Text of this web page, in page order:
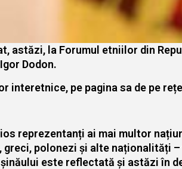
astăzi, la Forumul etniilor din
Dodon.
interetnice, pe pagina sa de pe
reprezentanți ai mai multor
greci, polonezi și alte naționalități
este reflectată și astăzi în